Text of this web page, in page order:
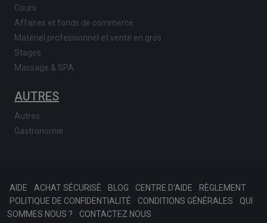
Cours
Affaires et fonds de commerce
Matériel professionnel et vente en gros
Stages
Massage & SPA
AUTRES
Autres
Gastronomie
AIDE ACHAT SÉCURISÉ BLOG CENTRE D'AIDE
RÈGLEMENT
POLITIQUE DE CONFIDENTIALITÉ
CONDITIONS GÉNÉRALES
QUI
SOMMES NOUS ?
CONTACTEZ NOUS